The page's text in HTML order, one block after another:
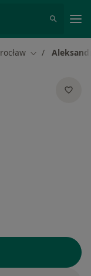
Zmień miasto